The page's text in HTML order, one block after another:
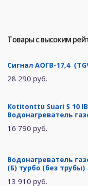
Товары с высоким
Сигнал АОГВ-17,4
28 290 руб.
Kotitonttu Suari S 10
Водонагреватель
16 790 руб.
Водонагреватель
(Б) турбо (без трубы)
13 910 руб.